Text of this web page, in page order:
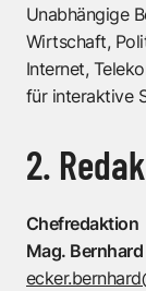
Unabhängige
Wirtschaft,
Internet,
für interaktive
2.
Chefredaktion
Mag.